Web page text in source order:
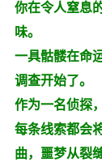
你在令人窒息
味。
一具骷髅在命
调查开始了。
作为一名侦探
每条线索都会
曲，噩梦从裂